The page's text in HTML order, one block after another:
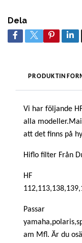
Dela
Vi har följande
alla
att det finns på
Hiflo filter Från
HF
Passar
am Mfl. Är du